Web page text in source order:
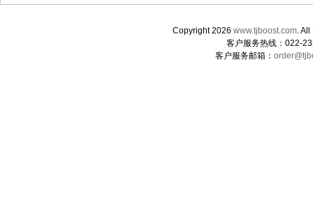
Copyright 2026 www.tjboost.com.
客户服务热线：022-
客户服务邮箱：